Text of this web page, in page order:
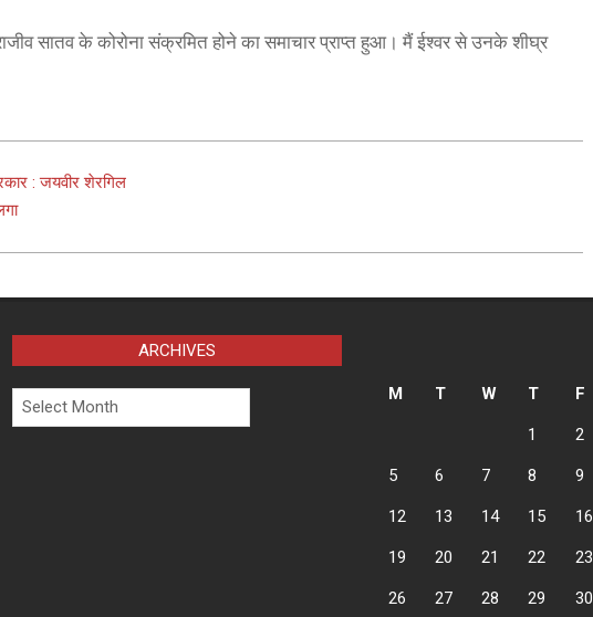
सातव के कोरोना संक्रमित होने का समाचार प्राप्त हुआ। मैं ईश्वर से उनके शीघ्र
: जयवीर शेरगिल
ARCHIVES
Archives
M
T W T F
1 2
5 6 7 8 9
12 13 14 15 16
19 20 21 22 23
26 27 28 29 30